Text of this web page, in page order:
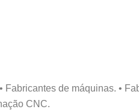
de máquinas. •
CNC.